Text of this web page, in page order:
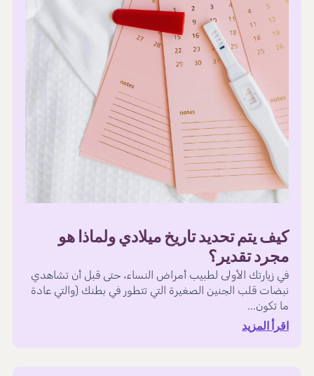
كيف يتم تحديد تاريخ ميلادي ولماذا هو
مجرد تقدير؟
في زيارتك الأولى لطبيب أمراض النساء، حتى قبل أن تشاهدي
نبضات قلب الجنين الصغيرة التي تتطور في بطنك (والتي عادة
ما تكون...
اقرأ المزيد